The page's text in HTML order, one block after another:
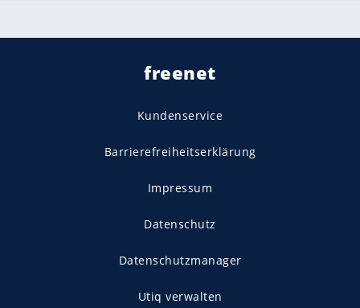
freenet
Kundenservice
Barrierefreiheitserklärung
Impressum
Datenschutz
Datenschutzmanager
Utiq verwalten